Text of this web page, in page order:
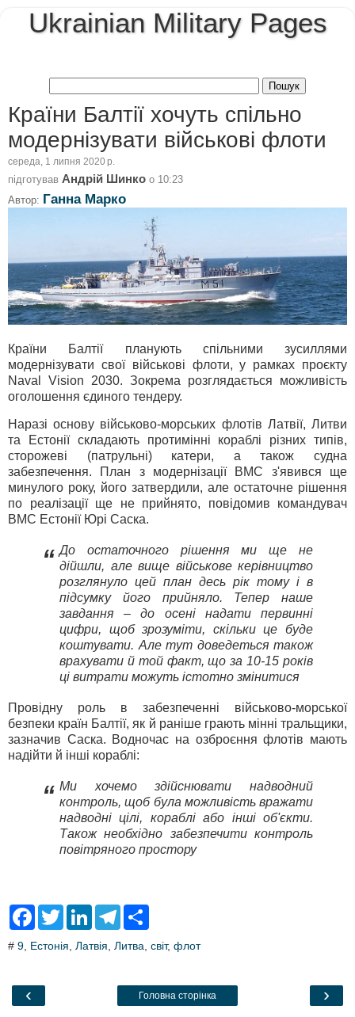
Ukrainian Military Pages
Країни Балтії хочуть спільно
модернізувати військові флоти
середа, 1 липня 2020 р.
підготував Андрій Шинко о 10:23
Автор: Ганна Марко
Країни Балтії планують спільними зусиллями
модернізувати свої військові флоти, у рамках проєкту
Naval Vision 2030. Зокрема розглядається можливість
оголошення єдиного тендеру.
Наразі основу військово-морських флотів Латвії, Литви
та Естонії складають протимінні кораблі різних типів,
сторожеві (патрульні) катери, а також судна
забезпечення. План з модернізації ВМС з'явився ще
минулого року, його затвердили, але остаточне рішення
по реалізації ще не прийнято, повідомив командувач
ВМС Естонії Юрі Саска.
“ До остаточного рішення ми ще не
дійшли, але вище військове керівництво
розглянуло цей план десь рік тому і в
підсумку його прийняло. Тепер наше
завдання – до осені надати первинні
цифри, щоб зрозуміти, скільки це буде
коштувати. Але тут доведеться також
врахувати й той факт, що за 10-15 років
ці витрати можуть істотно змінитися
Провідну роль в забезпеченні військово-морської
безпеки країн Балтії, як й раніше грають мінні тральщики,
зазначив Саска. Водночас на озброєння флотів мають
надійти й інші кораблі:
“ Ми хочемо здійснювати надводний
контроль, щоб була можливість вражати
надводні цілі, кораблі або інші об'єкти.
Також необхідно забезпечити контроль
повітряного простору
F
e
o
T
t
L
k
T
e
a
r
# 9 Естонія Латвія Литва світ, флот
‹ ›
Головна сторінка